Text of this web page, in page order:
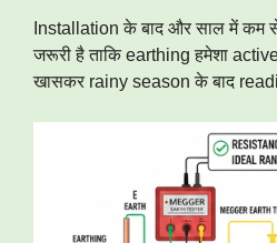
Installation के बाद और साल में कम
जरूरी है ताकि earthing हमेशा
खासकर rainy season के बाद